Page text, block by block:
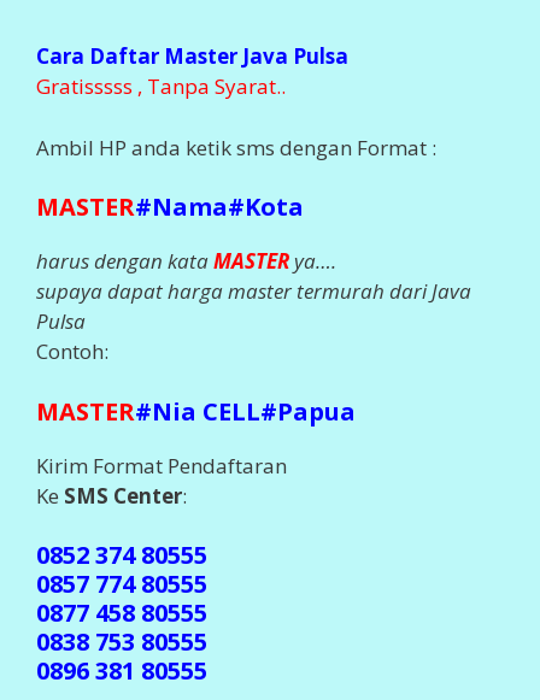
Cara Daftar Master Java Pulsa
Gratisssss , Tanpa Syarat..
Ambil HP anda ketik sms dengan Format :
MASTER#Nama#Kota
harus dengan kataMASTER ya….
supaya dapat harga master termurah dari Java
Pulsa
Contoh:
MASTER#Nia CELL#Papua
Kirim Format Pendaftaran
Ke SMS Center:
0852 374 80555
0857 774 80555
0877 458 80555
0838 753 80555
0896 381 80555